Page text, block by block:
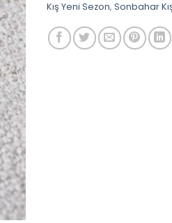
Kış Yeni Sezon, Sonbahar